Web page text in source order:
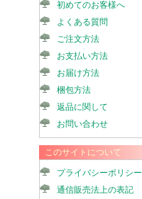
初めてのお客様へ
よくある質問
ご注文方法
お支払い方法
お届け方法
梱包方法
返品に関して
お問い合わせ
このサイトについて
プライバシーポリシー
通信販売法上の表記